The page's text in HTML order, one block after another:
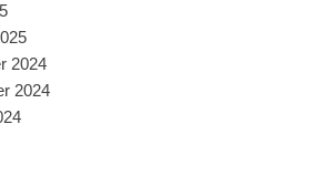
2024
2024